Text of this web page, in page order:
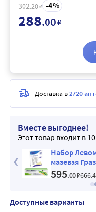
Вместе выгоднее!
Этот товар входит в
Набор
мазевая
595.00₽666
Доступные варианты
302.20₽ 4
288.00₽
Доставка в2720